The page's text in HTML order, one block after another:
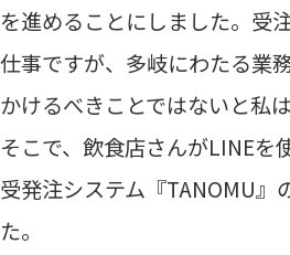
を進めることにしました。受
仕事ですが、多岐にわたる業
かけるべきことではないと私
そこで、飲食店さんがLINEを
受発注システム『TANOMU』
た。